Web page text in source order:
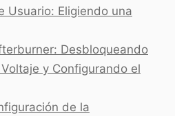
Usuario: Eligiendo una
Desbloqueando
y Configurando el
de la